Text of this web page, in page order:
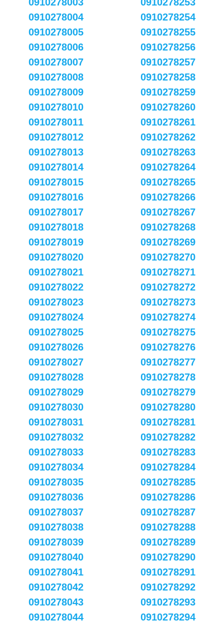
0910278004
0910278005
0910278006
0910278007
0910278008
0910278009
0910278010
0910278011
0910278012
0910278013
0910278014
0910278015
0910278016
0910278017
0910278018
0910278019
0910278020
0910278021
0910278022
0910278023
0910278024
0910278025
0910278026
0910278027
0910278028
0910278029
0910278030
0910278031
0910278032
0910278033
0910278034
0910278035
0910278036
0910278037
0910278038
0910278039
0910278040
0910278041
0910278042
0910278043
0910278044
0910278254
0910278255
0910278256
0910278257
0910278258
0910278259
0910278260
0910278261
0910278262
0910278263
0910278264
0910278265
0910278266
0910278267
0910278268
0910278269
0910278270
0910278271
0910278272
0910278273
0910278274
0910278275
0910278276
0910278277
0910278278
0910278279
0910278280
0910278281
0910278282
0910278283
0910278284
0910278285
0910278286
0910278287
0910278288
0910278289
0910278290
0910278291
0910278292
0910278293
0910278294